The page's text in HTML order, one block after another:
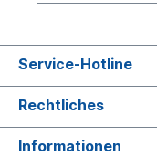
Service-Hotline
Rechtliches
Informationen